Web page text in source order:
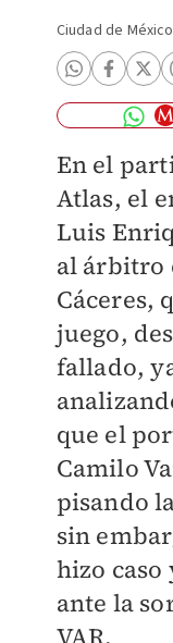
Ciudad de México
En el
Atlas, el
Luis
al árbitro
Cáceres,
juego,
fallado,
que el
Camilo
pisando
sin
hizo caso
ante la
VAR.